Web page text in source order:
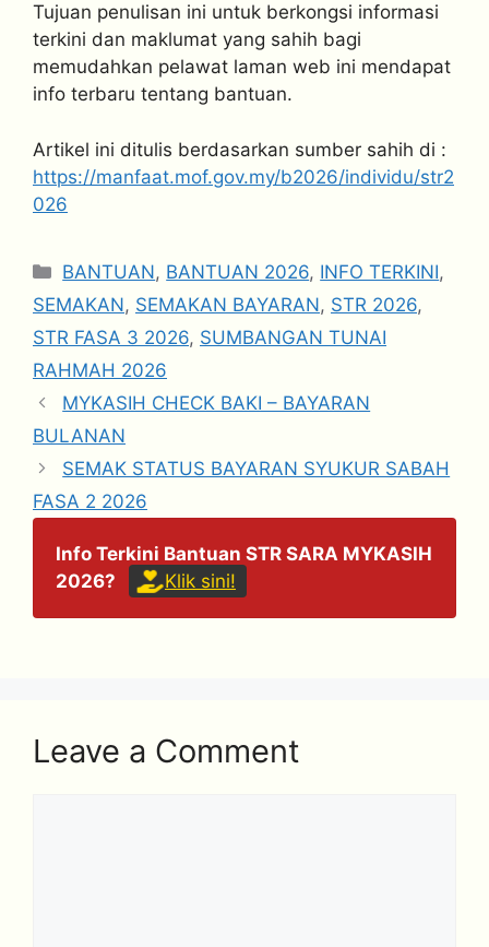
Tujuan penulisan ini untuk berkongsi informasi
terkini dan maklumat yang sahih bagi
memudahkan pelawat laman web ini mendapat
info terbaru tentang bantuan.
Artikel ini ditulis berdasarkan sumber sahih di :
https://manfaat.mof.gov.my/b2026/individu/str2
026
Categories
BANTUAN, BANTUAN 2026, INFO TERKINI,
SEMAKAN, SEMAKAN BAYARAN, STR 2026,
STR FASA 3 2026, SUMBANGAN TUNAI
RAHMAH 2026
MYKASIH CHECK BAKI – BAYARAN
BULANAN
SEMAK STATUS BAYARAN SYUKUR SABAH
FASA 2 2026
Info Terkini Bantuan STR SARA MYKASIH
2026?
Klik sini!
Leave a Comment